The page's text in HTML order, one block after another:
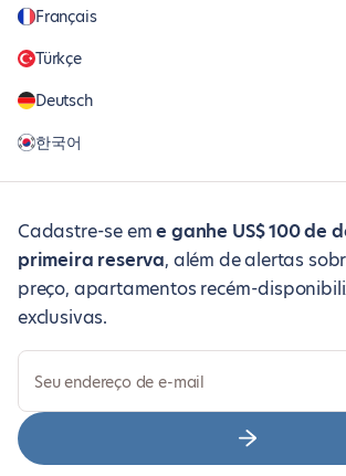
Français
Türkçe
Deutsch
한국어
Cadastre-se eme ganhe US$ 100 de
primeira reserva, além de alertas
preço, apartamentos recém-
exclusivas.
Seu endereço de e-mail